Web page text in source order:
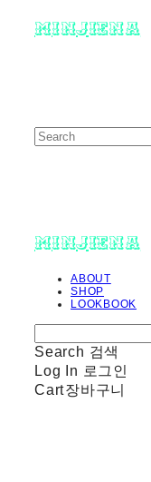
minjiena
minjiena
ABOUT
SHOP
LOOKBOOK
Search 검색
Log In 로그인
Cart장바구니